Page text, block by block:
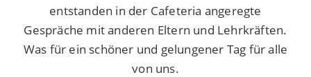
entstanden in der Cafeteria angeregte
Gespräche mit anderen Eltern und Lehrkräften.
Was für ein schöner und gelungener Tag für alle
von uns.